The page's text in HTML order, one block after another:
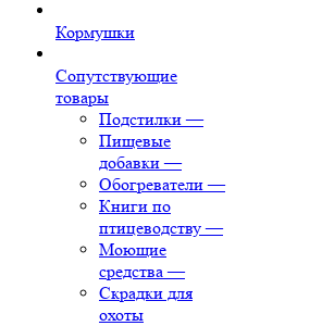
Кормушки
Сопутствующие
товары
Подстилки —
Пищевые
добавки —
Обогреватели —
Книги по
птицеводству —
Моющие
средства —
Скрадки для
охоты